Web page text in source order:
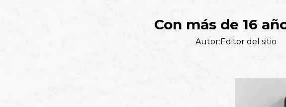
Con más de 16
Autor:Editor del sitio